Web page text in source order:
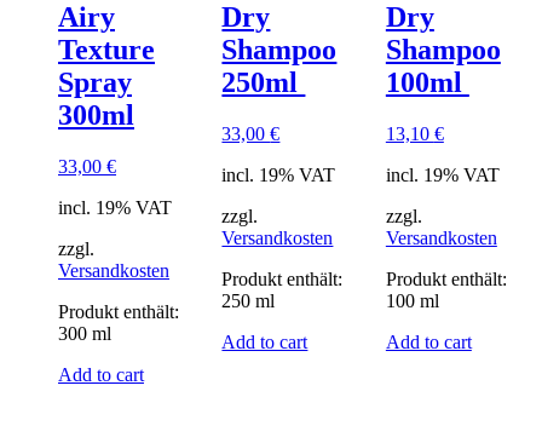
Airy
Texture
Spray
300ml
33,00 €
incl. 19% VAT
zzgl.
Versandkosten
Produkt enthält:
300 ml
Add to cart
Dry
Shampoo
250ml
33,00€
incl. 19% VAT
zzgl.
Versandkosten
Produkt enthält:
250ml
Add to cart
Dry
Shampoo
100ml
13,10 €
incl. 19% VAT
zzgl.
Versandkosten
Produkt enthält:
100 ml
Add to cart